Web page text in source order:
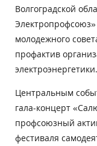
Волгоградской
молодежного
профактив
электроэнергетики.
Центральным
гала-концерт
профсоюзный
фестиваля